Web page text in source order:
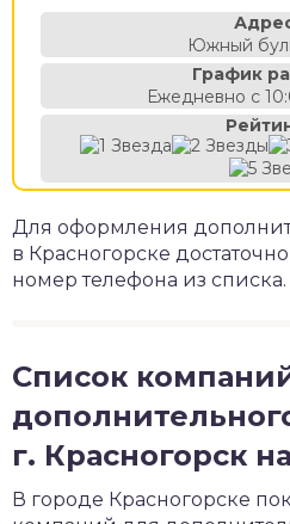
Южный
График
Ежедневно с
Для оформления
в Красногорске
номер телефона из списка.
Список
г. Красногорск
В городе Красногорске